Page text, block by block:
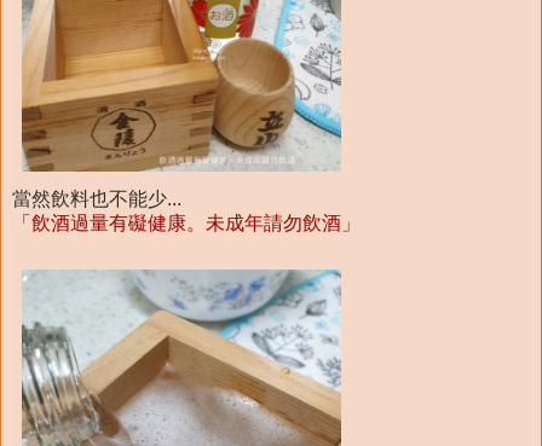
當然飲料也不能少...
「 飲酒過量有礙健康。未成年請勿飲酒 」